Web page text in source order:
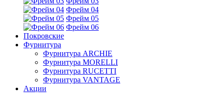
Фрейм 04
Фрейм 05
Фрейм 06
Покровские
Фурнитура
Фурнитура ARCHIE
Фурнитура MORELLI
Фурнитура RUCETTI
Фурнитура VANTAGE
Акции